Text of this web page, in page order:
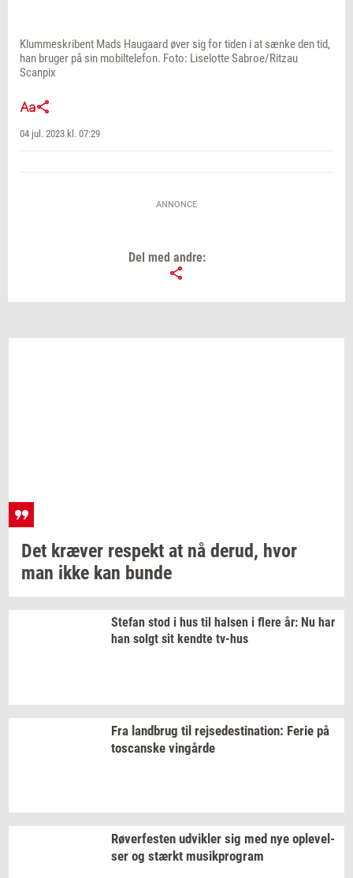
Klummeskribent Mads Haugaard øver sig for tiden i at sænke den tid,
han bruger på sin mobiltelefon. Foto: Liselotte Sabroe/Ritzau
Scanpix
04 jul. 2023 kl. 07:29
ANNONCE
Del med andre:
Det kræ­ver respekt at nå derud, hvor
man ikke kan bunde
Ste­fan stod i hus til hal­sen i flere år: Nu har
han solgt sit kend­te tv-​hus
Fra land­brug til rej­se­desti­na­tion: Ferie på
toscan­ske vin­går­de
Rø­ver­fe­sten ud­vik­ler sig med nye op­le­vel­
ser og stærkt mu­sikpro­gram